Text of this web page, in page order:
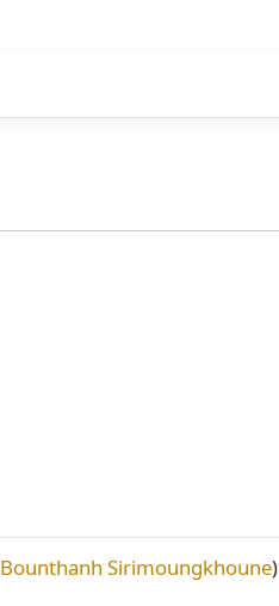
Bounthanh Sirimoungkhoune)